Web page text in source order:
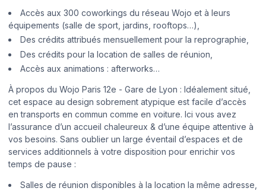
Accès aux 300 coworkings du réseau Wojo et à leurs
équipements (salle de sport, jardins, rooftops…),
Des crédits attribués mensuellement pour la reprographie,
Des crédits pour la location de salles de réunion,
Accès aux animations : afterworks…
À propos du Wojo Paris 12e - Gare de Lyon : Idéalement situé,
cet espace au design sobrement atypique est facile d’accès
en transports en commun comme en voiture. Ici vous avez
l’assurance d’un accueil chaleureux & d’une équipe attentive à
vos besoins. Sans oublier un large éventail d’espaces et de
services additionnels à votre disposition pour enrichir vos
temps de pause :
Salles de réunion disponibles à la location la même adresse,